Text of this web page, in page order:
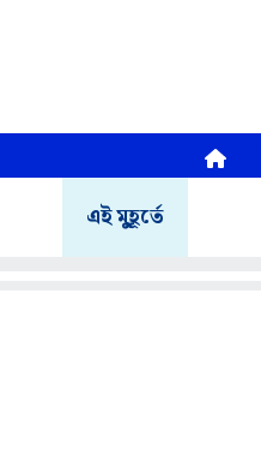
এই মুহূর্তে